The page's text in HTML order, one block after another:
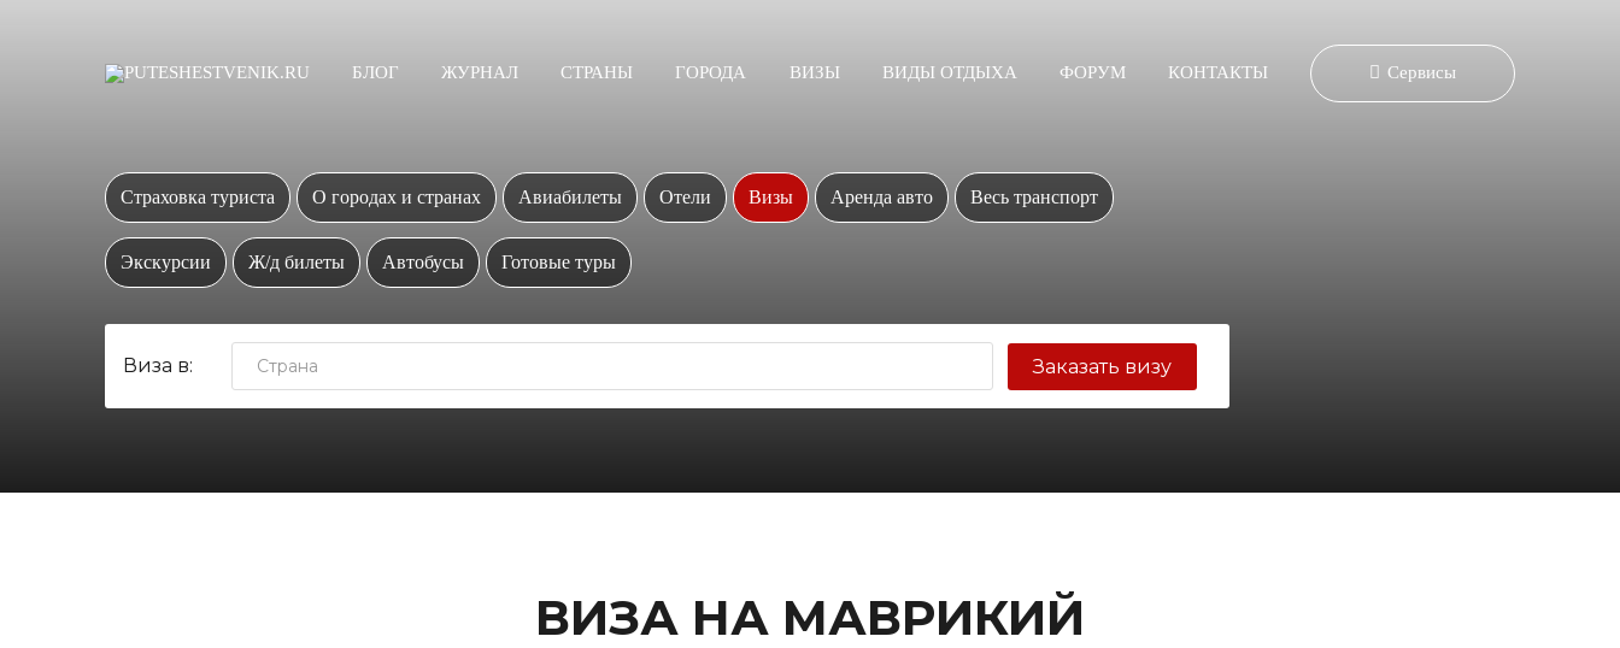
БЛОГ ЖУРНАЛ СТРАНЫ ГОРОДА ВИЗЫ ВИДЫ ОТДЫХА ФОРУМ КОНТАКТЫ Сервисы
Страховка туриста О городах и странах Авиабилеты Отели Визы Аренда авто Весь транспорт
Экскурсии Ж/д билеты Автобусы Готовые туры
Виза в: Заказать визу
ВИЗА НА МАВРИКИЙ